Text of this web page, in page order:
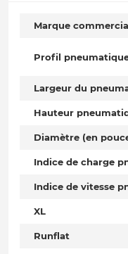
Marque
Profil
Largeur du
Hauteur
Diamètre (en
Indice de charge
Indice de vitesse
XL
Runflat